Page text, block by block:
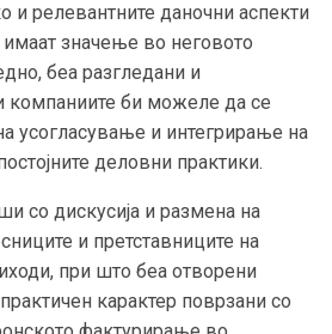
и релевантните даночни аспекти
значење во неговото
беа разгледани и
компаниите би можеле да се
усогласување и интегрирање на
деловни практики.
со дискусија и размена на
и претставниците на
при што беа отворени
карактер поврзани со